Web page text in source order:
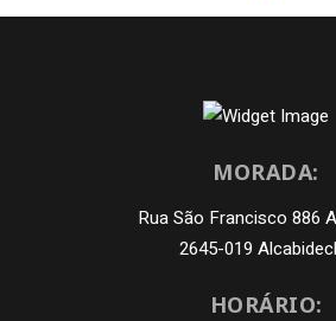
MORADA:
Rua São Francisco 886
2645-019
HORÁRIO: